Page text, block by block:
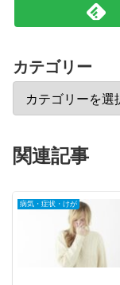
カテゴリー
関連記事
病気・症状・けが